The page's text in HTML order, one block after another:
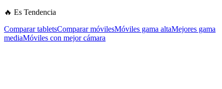
🔥 Es Tendencia
Comparar tabletsComparar móvilesMóviles gama altaMejores gama
mediaMóviles con mejor cámara